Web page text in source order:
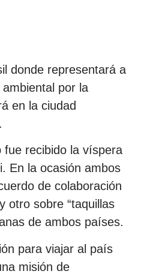
donde representará a
por la
en la ciudad
fue recibido la víspera
En la ocasión ambos
de colaboración
otro sobre “taquillas
de ambos países.
para viajar al país
misión de